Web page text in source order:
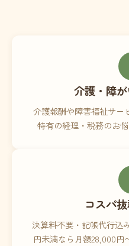
介護・障
介護報酬や障害福祉サー
特有の経理・税務のお
コスパ
決算料不要・記帳代行込
円未満なら月額28,000